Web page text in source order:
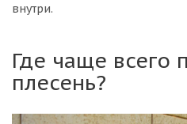
внутри.
Где чаще всего
плесень?